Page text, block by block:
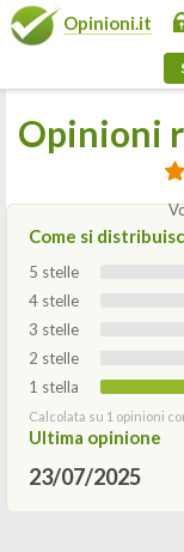
Opinioni.it
Opinioni
Come si
5 stelle
4 stelle
3 stelle
2 stelle
1 stella
Calcolata su 1 opinioni
Ultima opinione
23/07/2025